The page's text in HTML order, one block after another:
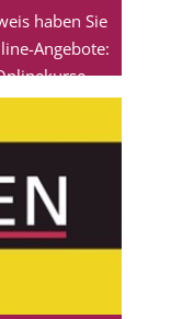
haben Sie
Angebote:
Klima